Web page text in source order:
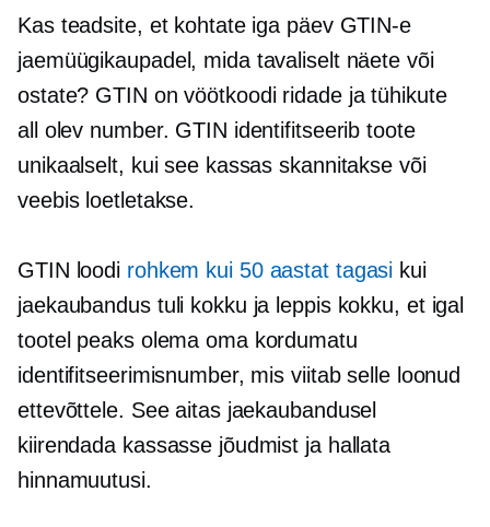
Kas teadsite, et kohtate iga päev GTIN-e
jaemüügikaupadel, mida tavaliselt näete või
ostate? GTIN on vöötkoodi ridade ja tühikute
all olev number. GTIN identifitseerib toote
unikaalselt, kui see kassas skannitakse või
veebis loetletakse.
GTIN loodi rohkem kui 50 aastat tagasi kui
jaekaubandus tuli kokku ja leppis kokku, et igal
tootel peaks olema oma kordumatu
identifitseerimisnumber, mis viitab selle loonud
ettevõttele. See aitas jaekaubandusel
kiirendada kassasse jõudmist ja hallata
hinnamuutusi.